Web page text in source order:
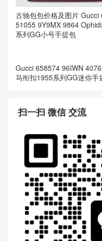
系列GG小号手提包
Gucci 658574 96IWN 4076
马衔扣1955系列GG迷你手袋